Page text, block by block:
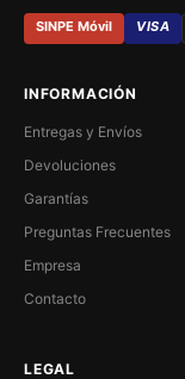
SINPE Móvil VISA
INFORMACIÓN
Entregas y Envíos
Devoluciones
Garantías
Preguntas Frecuentes
Empresa
Contacto
LEGAL